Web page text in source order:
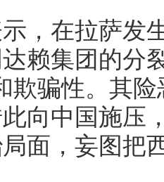
在拉萨发生
赖集团的分
欺骗性。其
向中国施压
面，妄图把